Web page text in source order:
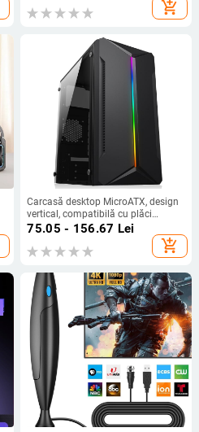
add_shopping_cart
Carcasă desktop MicroATX, design
vertical, compatibilă cu plăci
MicroATX, USB 2.0 frontal, fără
75.05 - 156.67 Lei
add_shopping_cart